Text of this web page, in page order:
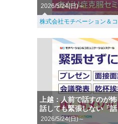
2026/5/24(日)～
株式会社モチベーション＆
上越：人前で話すのが
話しても緊張しない「
2026/5/24(日)～